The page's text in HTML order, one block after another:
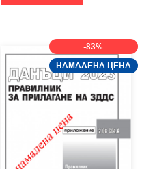
-83%
НАМАЛЕНА ЦЕНА